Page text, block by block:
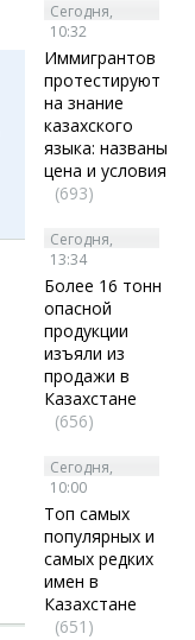
Сегодня,
10:32
Иммигрантов
протестируют
на знание
казахского
языка: названы
цена и условия
(693)
Сегодня,
13:34
Более 16 тонн
опасной
продукции
изъяли из
продажи в
Казахстане
(656)
Сегодня,
10:00
Топ самых
популярных и
самых редких
имен в
Казахстане
(651)